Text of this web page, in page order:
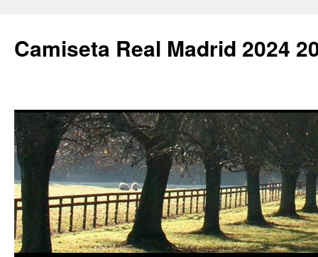
Camiseta Real Madrid 2024